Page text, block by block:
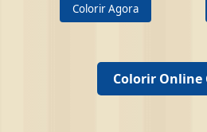
Colorir Agora
Colorir Online